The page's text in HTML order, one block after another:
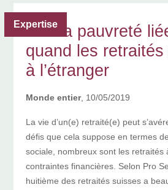
Expertise
Fuir la pauvreté
quand les retraités
à l’étranger
Monde entier, 10/05/2019
La vie d’un(e) retraité(e) peut
défis que cela suppose en termes
sociale, nombreux sont les retraités
contraintes financières. Selon Pro
huitième des retraités suisses a